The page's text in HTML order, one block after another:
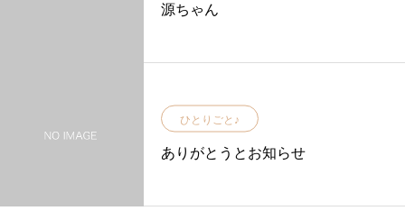
源ちゃん
ひとりごと♪
ありがとうとお知らせ